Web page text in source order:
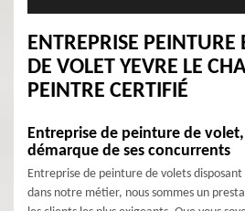
ENTREPRISE PEINTURE
DE VOLET YEVRE LE
PEINTRE CERTIFIÉ
Entreprise de peinture de
démarque de ses concurrents
Entreprise de peinture de volets disposant
dans notre métier, nous sommes un